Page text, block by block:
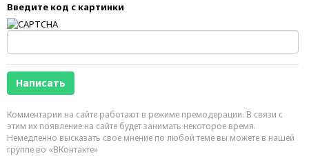
Введите код с картинки
Комментарии на сайте работают в режиме премодерации. В связи с
этим их появление на сайте будет занимать некоторое время.
Немедленно высказать свое мнение по любой теме вы можете в нашей
группе во «ВКонтакте»